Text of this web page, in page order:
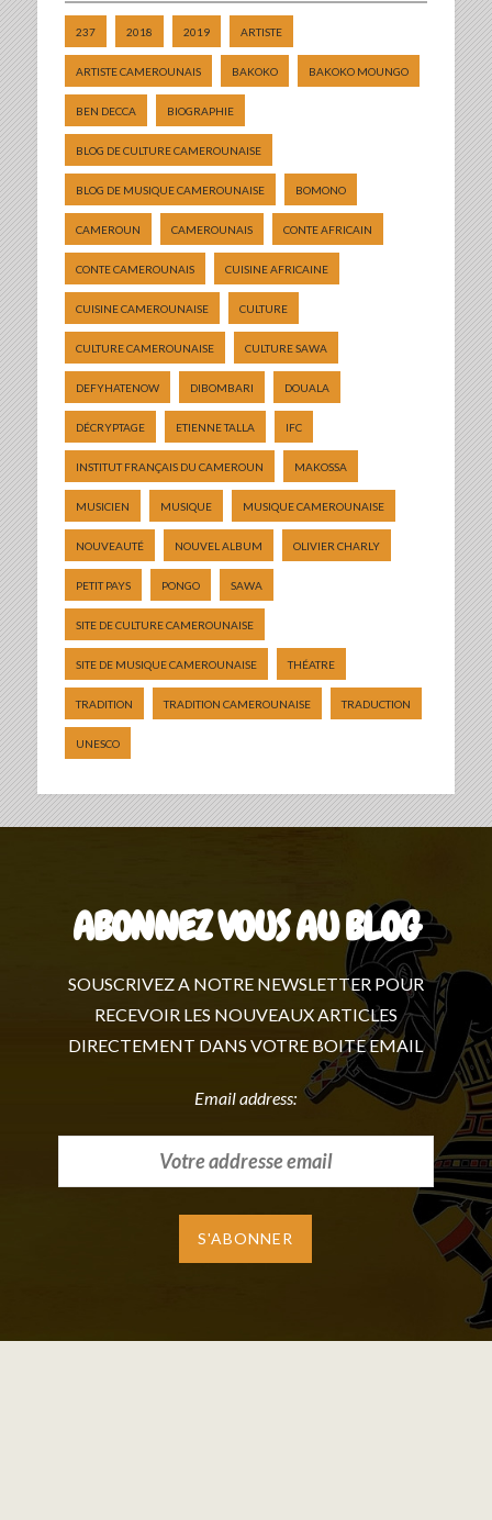
237 2018 2019 ARTISTE
ARTISTE CAMEROUNAIS BAKOKO BAKOKO MOUNGO
BEN DECCA BIOGRAPHIE
BLOG DE CULTURE CAMEROUNAISE
BLOG DE MUSIQUE CAMEROUNAISE BOMONO
CAMEROUN CAMEROUNAIS CONTE AFRICAIN
CONTE CAMEROUNAIS CUISINE AFRICAINE
CUISINE CAMEROUNAISE CULTURE
CULTURE CAMEROUNAISE CULTURE SAWA
DEFYHATENOW DIBOMBARI DOUALA
DÉCRYPTAGE ETIENNE TALLA IFC
INSTITUT FRANÇAIS DU CAMEROUN MAKOSSA
MUSICIEN MUSIQUE MUSIQUE CAMEROUNAISE
NOUVEAUTÉ NOUVEL ALBUM OLIVIER CHARLY
PETIT PAYS PONGO SAWA
SITE DE CULTURE CAMEROUNAISE
SITE DE MUSIQUE CAMEROUNAISE THÉATRE
TRADITION TRADITION CAMEROUNAISE TRADUCTION
UNESCO
ABONNEZ VOUS AU BLOG
SOUSCRIVEZ A NOTRE NEWSLETTER POUR
RECEVOIR LES NOUVEAUX ARTICLES
DIRECTEMENT DANS VOTRE BOITE EMAIL
Email address: